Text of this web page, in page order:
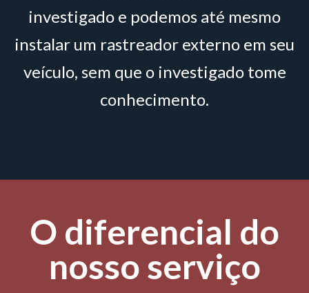
investigado e podemos até mesmo
instalar um rastreador externo em seu
veículo, sem que o investigado tome
conhecimento.
O diferencial do
nosso serviço